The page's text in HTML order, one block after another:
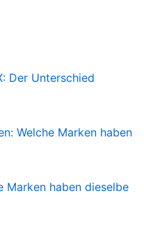
Der Unterschied
Welche Marken haben
Marken haben dieselbe